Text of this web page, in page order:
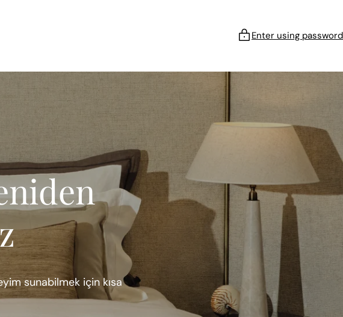
Enter using password
sunabilmek için kısa